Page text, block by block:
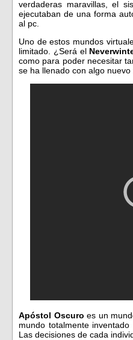
verdaderas maravillas, el
ejecutaban de una forma
al pc.
Uno de estos mundos
limitado. ¿Será el
como para poder necesitar
se ha llenado con algo
Apóstol Oscuro es un
mundo totalmente
Las decisiones de cada